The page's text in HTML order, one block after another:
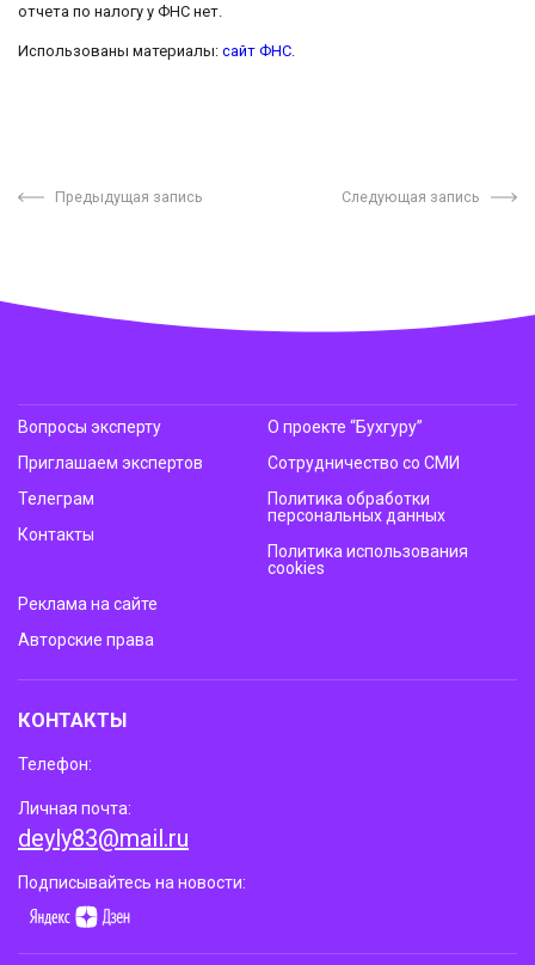
отчета по налогу у ФНС нет.
Использованы материалы: сайт ФНС
Предыдущая запись Следующая запись
Вопросы эксперту
Приглашаем экспертов
Телеграм
Контакты
О проекте “Бухгуру”
Сотрудничество со СМИ
Политика обработки
персональных данных
Политика использования
cookies
Реклама на сайте
Авторские права
КОНТАКТЫ
Телефон:
Личная почта:
deyly83@mail.ru
Подписывайтесь на новости: